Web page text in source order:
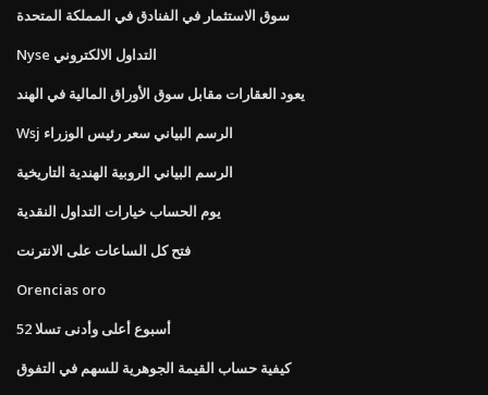
سوق الاستثمار في الفنادق في المملكة المتحدة
Nyse التداول الالكتروني
يعود العقارات مقابل سوق الأوراق المالية في الهند
Wsj الرسم البياني سعر رئيس الوزراء
الرسم البياني الروبية الهندية التاريخية
يوم الحساب خيارات التداول النقدية
فتح كل الساعات على الانترنت
Orencias oro
52 أسبوع أعلى وأدنى تسلا
كيفية حساب القيمة الجوهرية للسهم في التفوق